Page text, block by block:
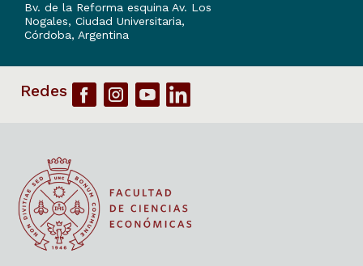
Bv. de la Reforma esquina Av. Los
Nogales, Ciudad Universitaria,
Córdoba, Argentina